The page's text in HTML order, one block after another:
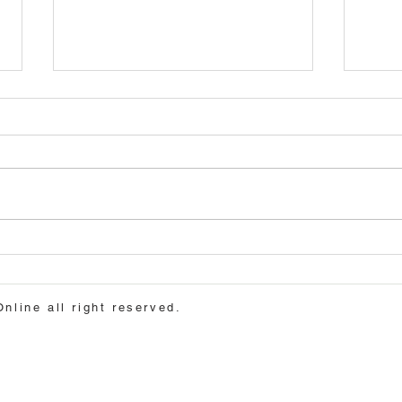
all right reserved.